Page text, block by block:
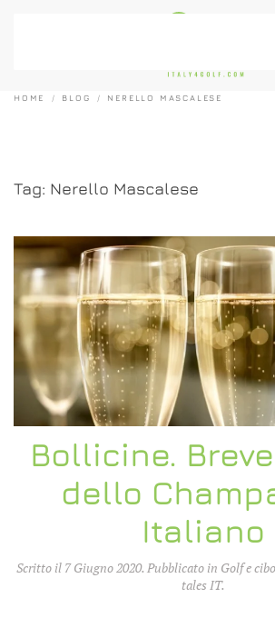
HOME BLOG NERELLO MASCALESE
Tag: Nerello Mascalese
Bollicine.
dello
Italiano
Scritto il 7 Giugno 2020. Pubblicato in Golf e cibo
tales IT.